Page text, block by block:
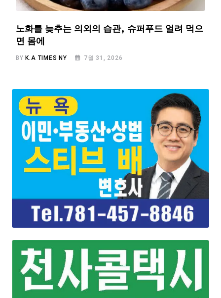
노화를 늦추는 의외의 습관, 슈퍼푸드 얼려 먹으
면 몸에
BYK.A TIMES NY 7월 31, 2026